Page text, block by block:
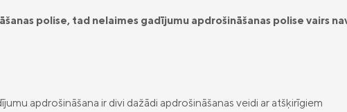
polise, tad nelaimes gadījumu apdrošināšanas polise vairs
apdrošināšana ir divi dažādi apdrošināšanas veidi ar atšķirīgiem